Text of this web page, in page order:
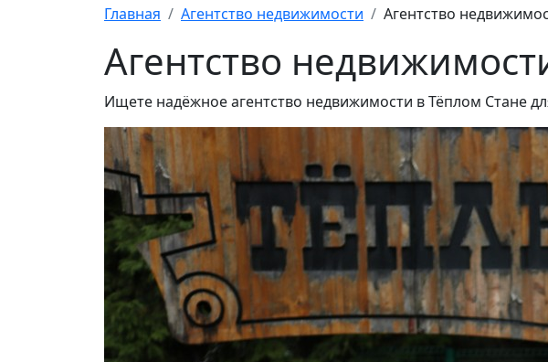
Главная
Агентство недвижимости Агентство
Агентство
Ищете надёжное агентство недвижимости в Тёплом Стане